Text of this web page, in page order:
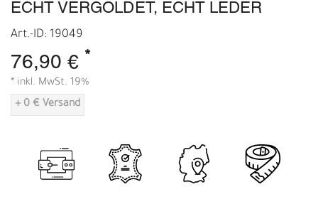
ECHT VERGOLDET, ECHT LEDER
Art.-ID: 19049
76,90 € *
* inkl. MwSt. 19%
+ 0 € Versand